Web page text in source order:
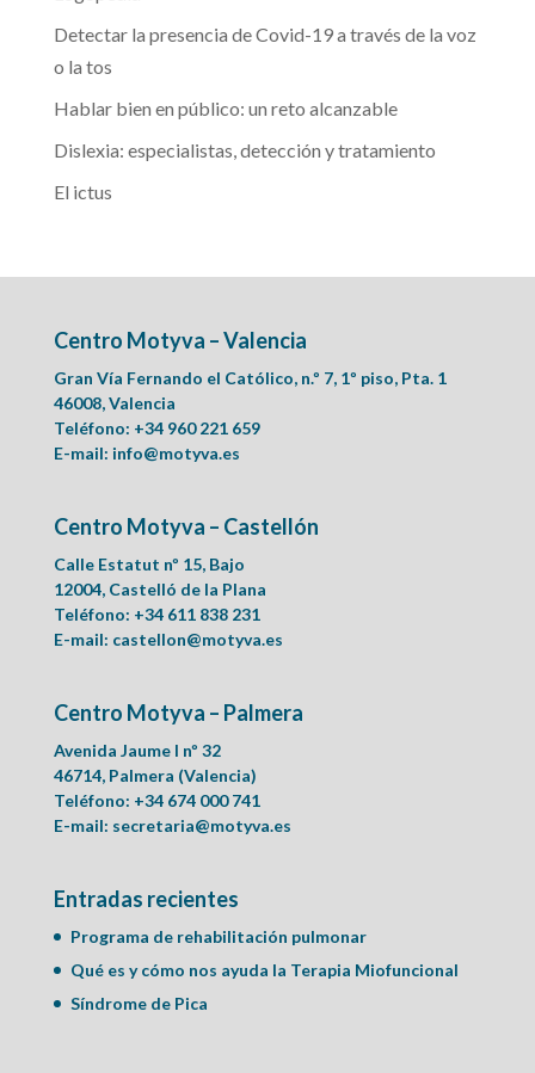
Detectar la presencia de Covid-19 a través de la voz
o la tos
Hablar bien en público: un reto alcanzable
Dislexia: especialistas, detección y tratamiento
El ictus
Centro Motyva – Valencia
Gran Vía Fernando el Católico, n.º 7, 1º piso, Pta. 1
46008, Valencia
Teléfono: +34 960 221 659
E-mail: info@motyva.es
Centro Motyva – Castellón
Calle Estatut nº 15, Bajo
12004, Castelló de la Plana
Teléfono: +34 611 838 231
E-mail: castellon@motyva.es
Centro Motyva – Palmera
Avenida Jaume I nº 32
46714, Palmera (Valencia)
Teléfono: +34 674 000 741
E-mail: secretaria@motyva.es
Entradas recientes
Programa de rehabilitación pulmonar
Qué es y cómo nos ayuda la Terapia Miofuncional
Síndrome de Pica